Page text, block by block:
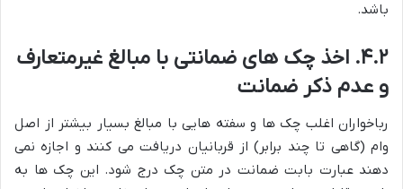
باشد.
۴.۲. اخذ چک های ضمانتی با مبالغ غیرمتعارف
و عدم ذکر ضمانت
رباخواران اغلب چک ها و سفته هایی با مبالغ بسیار بیشتر از اصل
وام (گاهی تا چند برابر) از قربانیان دریافت می کنند و اجازه نمی
دهند عبارت بابت ضمانت در متن چک درج شود. این چک ها به